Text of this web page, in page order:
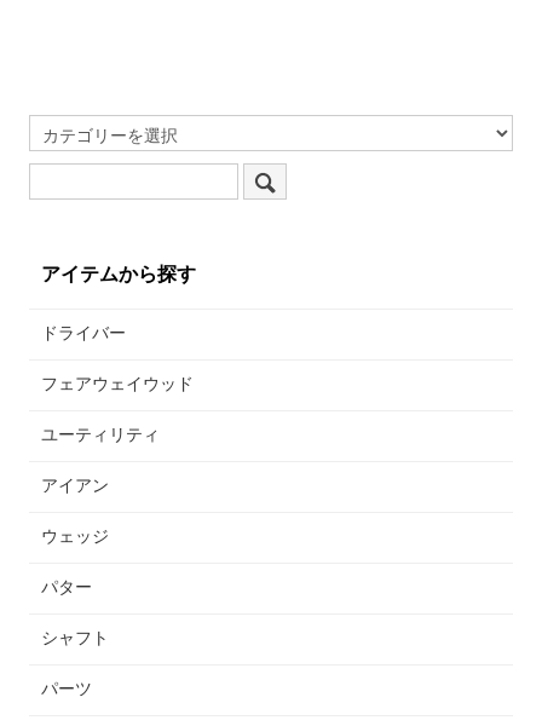
アイテムから探す
ドライバー
フェアウェイウッド
ユーティリティ
アイアン
ウェッジ
パター
シャフト
パーツ